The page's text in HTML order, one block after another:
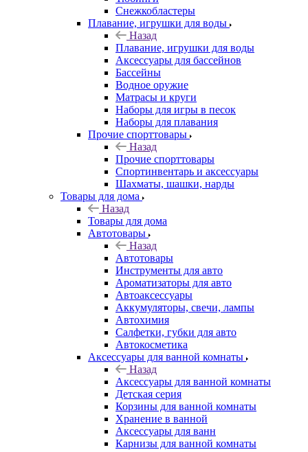
Снежкобластеры
Плавание, игрушки для воды
Назад
Плавание, игрушки для воды
Аксессуары для бассейнов
Бассейны
Водное оружие
Матрасы и круги
Наборы для игры в песок
Наборы для плавания
Прочие спорттовары
Назад
Прочие спорттовары
Спортинвентарь и аксессуары
Шахматы, шашки, нарды
Товары для дома
Назад
Товары для дома
Автотовары
Назад
Автотовары
Инструменты для авто
Ароматизаторы для авто
Автоаксессуары
Аккумуляторы, свечи, лампы
Автохимия
Салфетки, губки для авто
Автокосметика
Аксессуары для ванной комнаты
Назад
Аксессуары для ванной комнаты
Детская серия
Корзины для ванной комнаты
Хранение в ванной
Аксессуары для ванн
Карнизы для ванной комнаты